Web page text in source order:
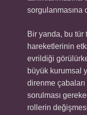
sorgulanmasına
Bir yanda, bu
hareketlerinin
evrildiği
büyük kurumsal
direnme
sorulması
rollerin